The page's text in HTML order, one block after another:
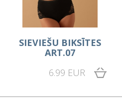
SIEVIEŠU BIKSĪTES
ART.07
6.99 EUR